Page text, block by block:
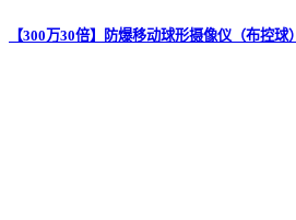
【300万30倍】防爆移动球形摄像仪（布控球）